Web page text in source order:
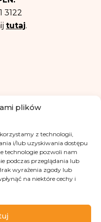
plików
z technologii,
i/lub uzyskiwania dostępu
technologie pozwoli nam
podczas przeglądania lub
wyrażenia zgody lub
na niektóre cechy i
prawo do przenoszenia
przenoszenia danych.
iż przetwarzanie danych
zrealizowania ww. celów.
3122
tutaj.
na